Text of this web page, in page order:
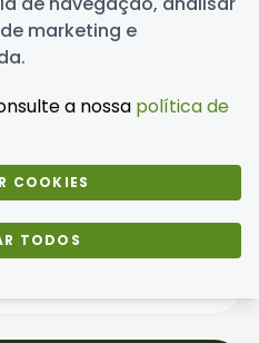
para ganhar
marketing e
a nossa política de
COOKIES
TODOS